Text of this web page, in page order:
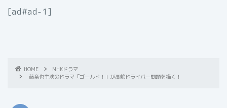
[ad#ad-1]
HOME
NHKドラマ
藤竜也主演のドラマ「ゴールド！」が高齢ドライバー問題を描く！